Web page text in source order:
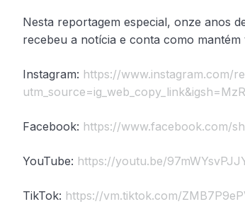
Nesta reportagem especial, onze anos
recebeu a notícia e conta como
Instagram: https://www.instagram.com/
Facebook: https://www.facebook.com/
YouTube: https://youtu.be/
TikTok: https://vm.tiktok.com/